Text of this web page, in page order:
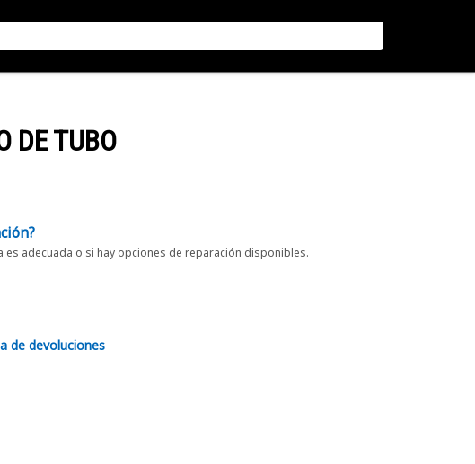
DE TUBO
adecuada o si hay opciones de reparación disponibles.
de devoluciones